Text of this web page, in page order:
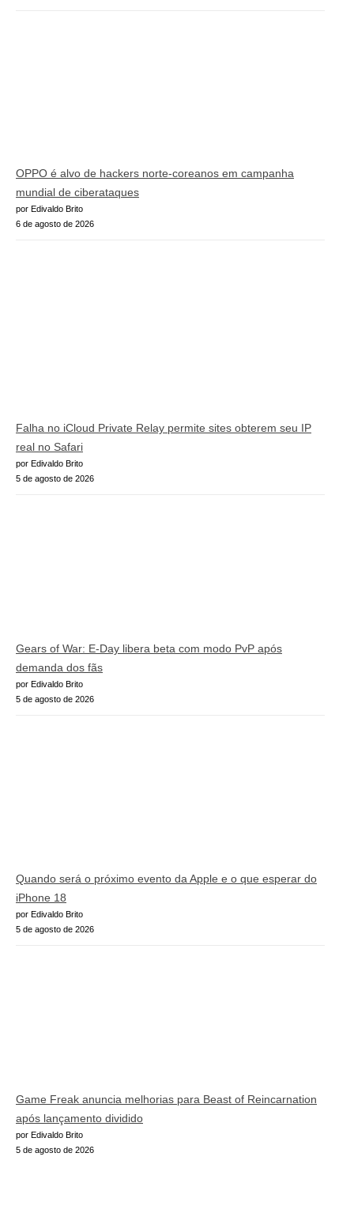
OPPO é alvo de hackers norte-coreanos em campanha
mundial de ciberataques
por Edivaldo Brito
6 de agosto de 2026
Falha no iCloud Private Relay permite sites obterem seu IP
real no Safari
por Edivaldo Brito
5 de agosto de 2026
Gears of War: E-Day libera beta com modo PvP após
demanda dos fãs
por Edivaldo Brito
5 de agosto de 2026
Quando será o próximo evento da Apple e o que esperar do
iPhone 18
por Edivaldo Brito
5 de agosto de 2026
Game Freak anuncia melhorias para Beast of Reincarnation
após lançamento dividido
por Edivaldo Brito
5 de agosto de 2026